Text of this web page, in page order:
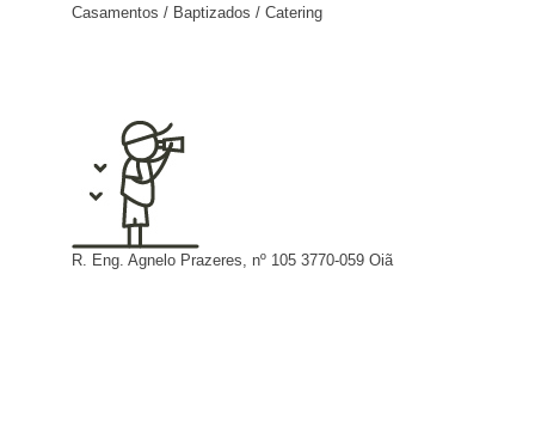
Casamentos / Baptizados / Catering
R. Eng. Agnelo Prazeres, nº 105 3770-059 Oiã